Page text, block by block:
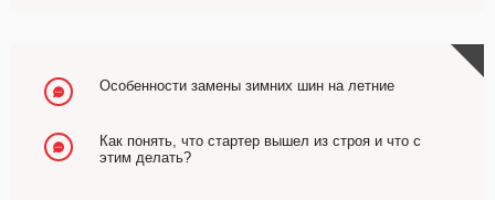
Особенности замены зимних шин на летние
Как понять, что стартер вышел из строя и что с
этим делать?